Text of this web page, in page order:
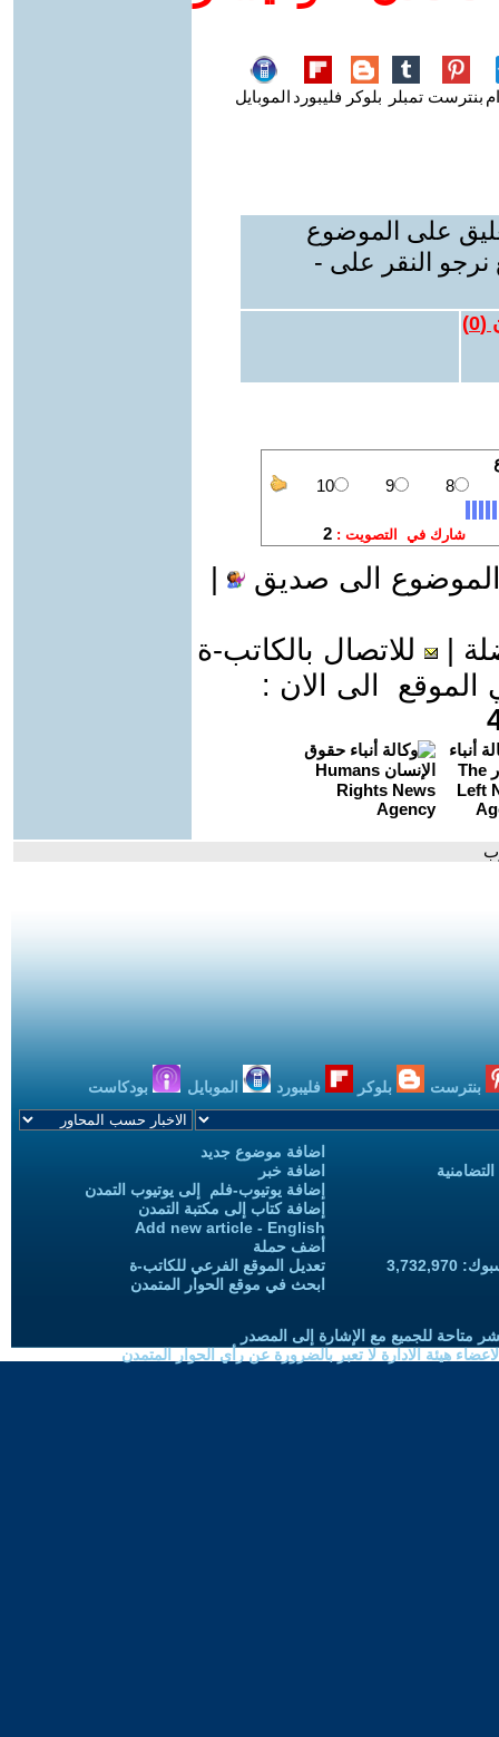
بنترست تمبلر بلوكر فليبورد الموبايل
على الموضوع
نرجو النقر على -
(
0
)
الى صديق
للاتصال بالكاتب-ة
الى الان :
بنترست بلوكر فليبورد الموبايل بودكاست
اضافة موضوع جديد
اضافة خبر
إضافة يوتيوب-فلم إلى يوتيوب التمدن
إضافة كتاب إلى مكتبة التمدن
Add new article - English
أضف حملة
تعديل الموقع الفرعي للكاتب-ة
ابحث في موقع الحوار المتمدن
متاحة للجميع مع الإشارة إلى المصدر
هيئة الادارة لا تعبر بالضرورة عن رأي الحوار المتمدن